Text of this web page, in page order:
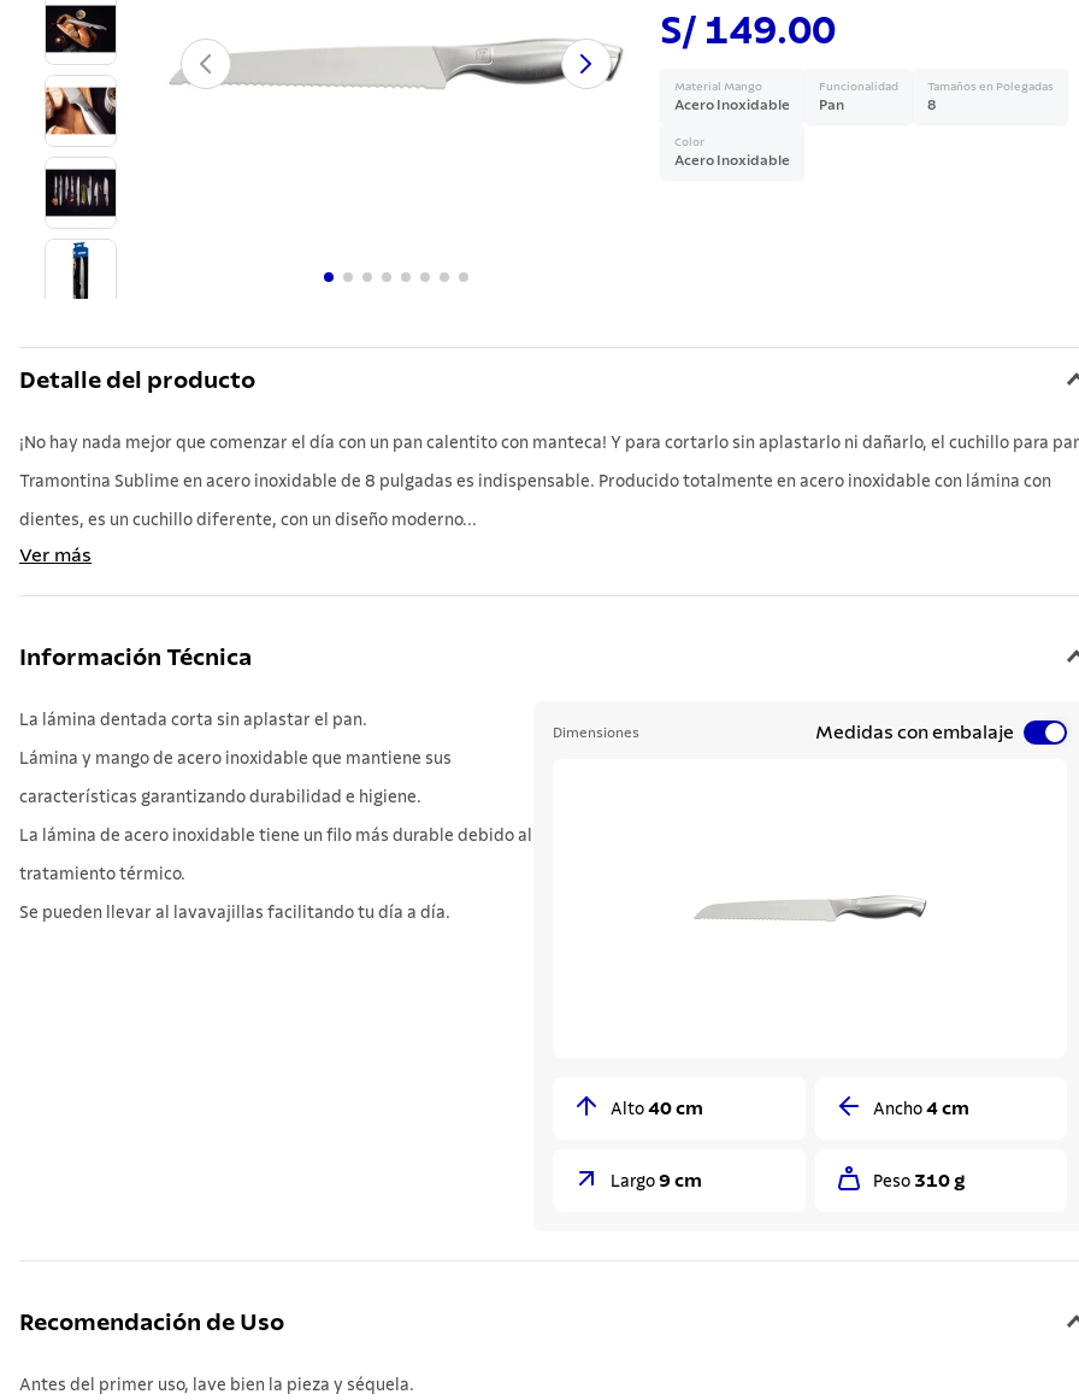
S/ 149.00
Material Mango
Acero Inoxidable
Funcionalidad
Pan
Tamaños en Polegadas
8
Color
Acero Inoxidable
Detalle del producto
¡No hay nada mejor que comenzar el día con un pan calentito con manteca! Y para cortarlo sin aplastarlo ni dañarlo, el cuchillo para
Tramontina Sublime en acero inoxidable de 8 pulgadas es indispensable. Producido totalmente en acero inoxidable con lámina con
dientes, es un cuchillo diferente, con un diseño moderno...
Ver más
Información Técnica
La lámina dentada corta sin aplastar el pan.
Lámina y mango de acero inoxidable que mantiene sus
características garantizando durabilidad e higiene.
La lámina de acero inoxidable tiene un filo más durable debido al
tratamiento térmico.
Se pueden llevar al lavavajillas facilitando tu día a día.
Dimensiones Medidas con embalaje
Alto 40 cm Ancho 4 cm
Largo 9 cm Peso 310 g
Recomendación de Uso
Antes del primer uso, lave bien la pieza y séquela.
10. grano